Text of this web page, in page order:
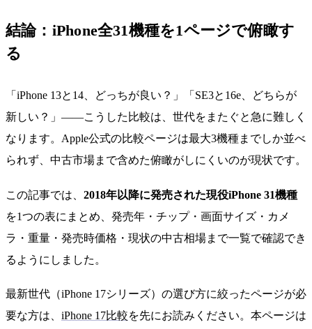
結論：iPhone全31機種を1ページで俯瞰す
る
「iPhone 13と14、どっちが良い？」「SE3と16e、どちらが
新しい？」――こうした比較は、世代をまたぐと急に難しく
なります。Apple公式の比較ページは最大3機種までしか並べ
られず、中古市場まで含めた俯瞰がしにくいのが現状です。
この記事では、 2018年以降に発売された現役iPhone 31機種
を1つの表にまとめ、発売年・チップ・画面サイズ・カメ
ラ・重量・発売時価格・現状の中古相場まで一覧で確認でき
るようにしました。
最新世代（iPhone 17シリーズ）の選び方に絞ったページが必
要な方は、 iPhone 17比較を先にお読みください。本ページは